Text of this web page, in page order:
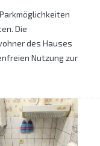
Die
des Hauses
Nutzung zur